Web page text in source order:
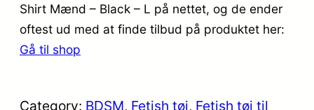
Shirt Mænd – Black – L på nettet, og de ender
oftest ud med at finde tilbud på produktet her:
Gå til shop
Category: BDSM, Fetish tøj, Fetish tøj til